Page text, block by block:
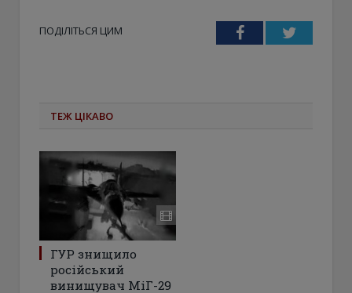
ПОДІЛІТЬСЯ ЦИМ FacebookTwitter
ТЕЖ ЦІКАВО
ГУР знищило
російський
винищувач МіГ-29